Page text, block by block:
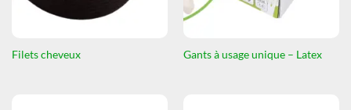
Filets cheveux Gants à usage unique – Latex